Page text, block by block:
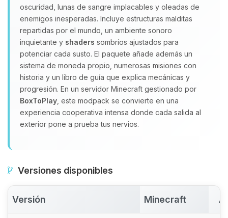
oscuridad, lunas de sangre implacables y oleadas de
enemigos inesperadas. Incluye estructuras malditas
repartidas por el mundo, un ambiente sonoro
inquietante y shaders sombríos ajustados para
potenciar cada susto. El paquete añade además un
sistema de moneda propio, numerosas misiones con
historia y un libro de guía que explica mecánicas y
progresión. En un servidor Minecraft gestionado por
BoxToPlay , este modpack se convierte en una
experiencia cooperativa intensa donde cada salida al
exterior pone a prueba tus nervios.
Versiones disponibles
Versión Minecraft